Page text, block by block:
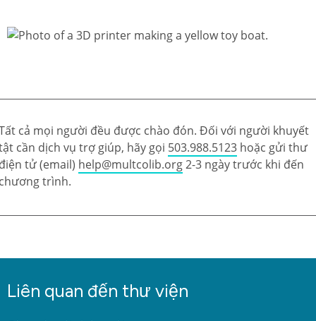
cả mọi người đều được chào đón. Đối với người khuyết
cần dịch vụ trợ giúp, hãy gọi 503.988.5123 hoặc gửi thư
tử (email) help@multcolib.org2-3 ngày trước khi đến
trình.
Liên quan đến thư viện